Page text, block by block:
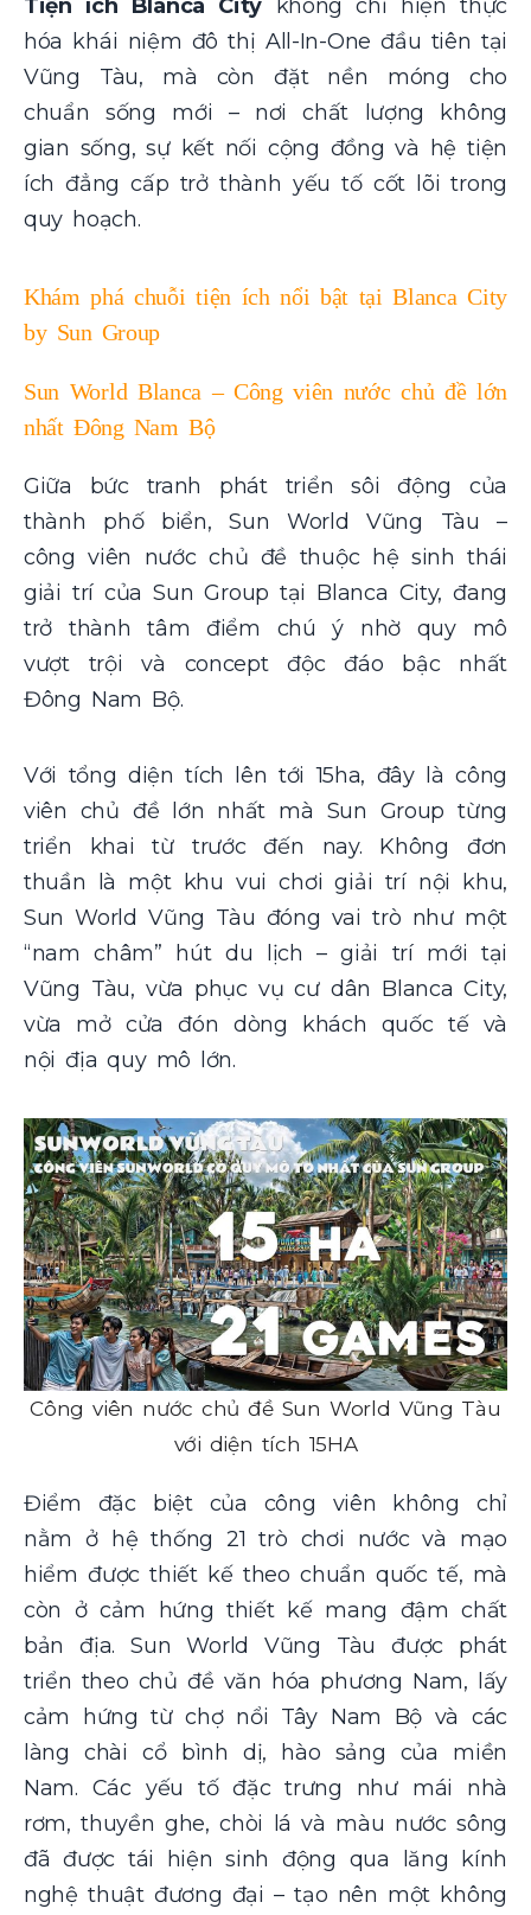
Tiện ích Blanca City
không chỉ hiện thực
hóa khái niệm đô thị All-In-One đầu tiên tại
Vũng Tàu, mà còn đặt nền móng cho
chuẩn sống mới – nơi chất lượng không
gian sống, sự kết nối cộng đồng và hệ tiện
ích đẳng cấp trở thành yếu tố cốt lõi trong
quy hoạch.
Khám phá chuỗi tiện ích nổi bật tại Blanca City
by Sun Group
Sun World Blanca – Công viên nước chủ đề lớn
nhất Đông Nam Bộ
Giữa bức tranh phát triển sôi động của
thành phố biển, Sun World Vũng Tàu –
công viên nước chủ đề thuộc hệ sinh thái
giải trí của Sun Group tại Blanca City, đang
trở thành tâm điểm chú ý nhờ quy mô
vượt trội và concept độc đáo bậc nhất
Đông Nam Bộ.
Với tổng diện tích lên tới 15ha, đây là công
viên chủ đề lớn nhất mà Sun Group từng
triển khai từ trước đến nay. Không đơn
thuần là một khu vui chơi giải trí nội khu,
Sun World Vũng Tàu đóng vai trò như một
“nam châm” hút du lịch – giải trí mới tại
Vũng Tàu, vừa phục vụ cư dân Blanca City,
vừa mở cửa đón dòng khách quốc tế và
nội địa quy mô lớn.
Công viên nước chủ đề Sun World Vũng Tàu
với diện tích 15HA
Điểm đặc biệt của công viên không chỉ
nằm ở hệ thống 21 trò chơi nước và mạo
hiểm được thiết kế theo chuẩn quốc tế, mà
còn ở cảm hứng thiết kế mang đậm chất
bản địa. Sun World Vũng Tàu được phát
triển theo chủ đề văn hóa phương Nam, lấy
cảm hứng từ chợ nổi Tây Nam Bộ và các
làng chài cổ bình dị, hào sảng của miền
Nam. Các yếu tố đặc trưng như mái nhà
rơm, thuyền ghe, chòi lá và màu nước sông
đã được tái hiện sinh động qua lăng kính
nghệ thuật đương đại – tạo nên một không